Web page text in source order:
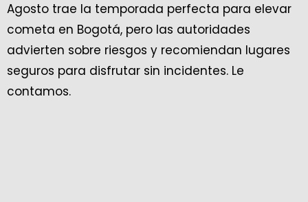
Agosto trae la temporada perfecta para elevar
cometa en Bogotá, pero las autoridades
advierten sobre riesgos y recomiendan lugares
seguros para disfrutar sin incidentes. Le
contamos.